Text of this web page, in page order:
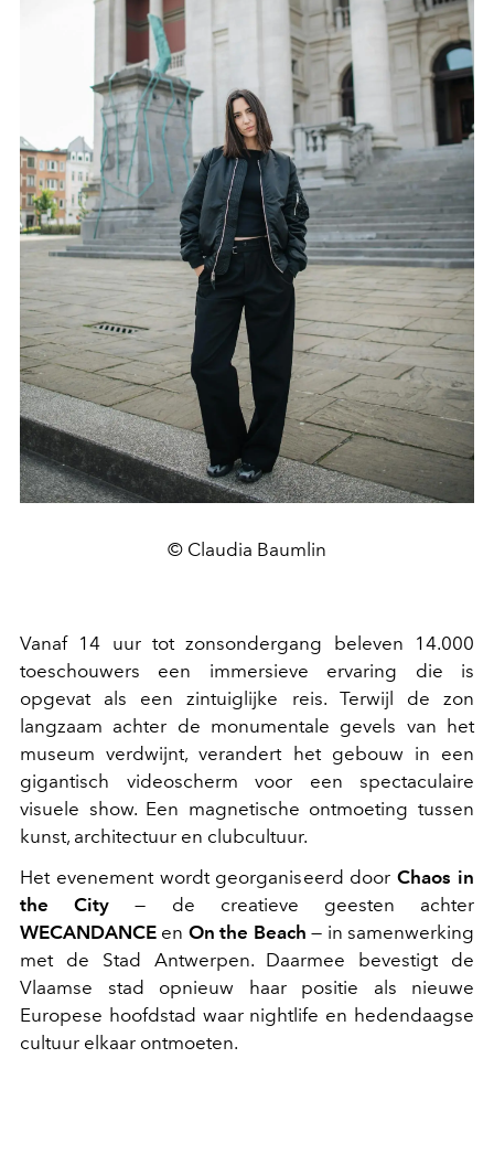
© Claudia Baumlin
Vanaf 14 uur tot zonsondergang beleven 14.000
toeschouwers een immersieve ervaring die is
opgevat als een zintuiglijke reis. Terwijl de zon
langzaam achter de monumentale gevels van het
museum verdwijnt, verandert het gebouw in een
gigantisch videoscherm voor een spectaculaire
visuele show. Een magnetische ontmoeting tussen
kunst, architectuur en clubcultuur.
Het evenement wordt georganiseerd doorChaos in
the City — de creatieve geesten achter
WECANDANCE en On the Beach— in samenwerking
met de Stad Antwerpen. Daarmee bevestigt de
Vlaamse stad opnieuw haar positie als nieuwe
Europese hoofdstad waar nightlife en hedendaagse
cultuur elkaar ontmoeten.